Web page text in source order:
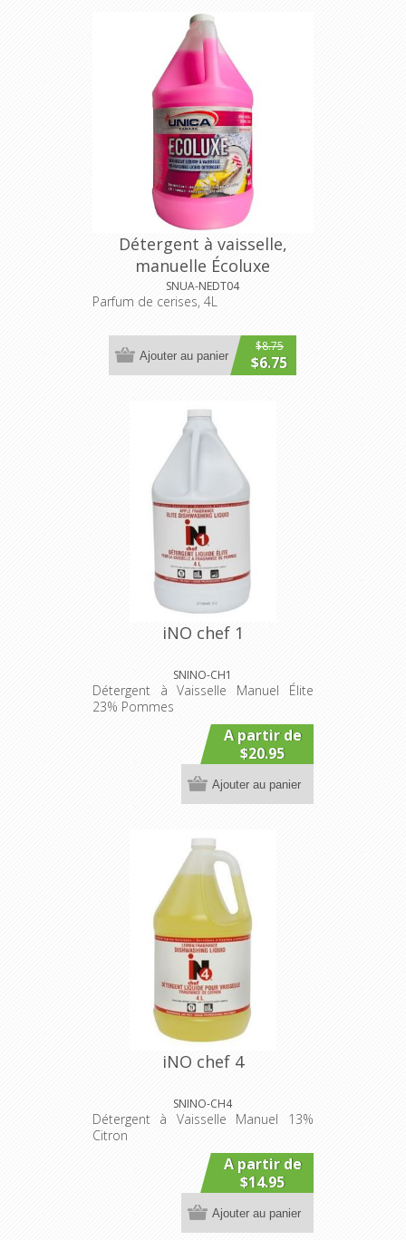
Détergent à vaisselle,
manuelle Écoluxe
SNUA-NEDT04
Parfum de cerises, 4L
$8.75
$6.75
Ajouter au panier
iNO chef 1
SNINO-CH1
Détergent à Vaisselle Manuel Élite
23% Pommes
A partir de
$20.95
Ajouter au panier
iNO chef 4
SNINO-CH4
Détergent à Vaisselle Manuel 13%
Citron
A partir de
$14.95
Ajouter au panier